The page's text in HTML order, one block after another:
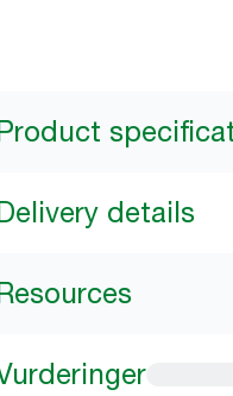
details